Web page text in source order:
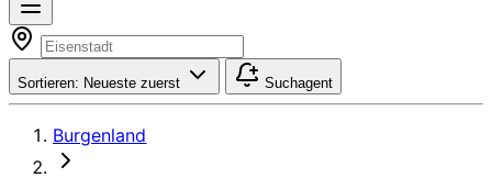
Sortieren: Neueste zuerst Suchagent
Burgenland